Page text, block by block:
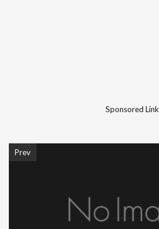
Sponsored Link
Prev